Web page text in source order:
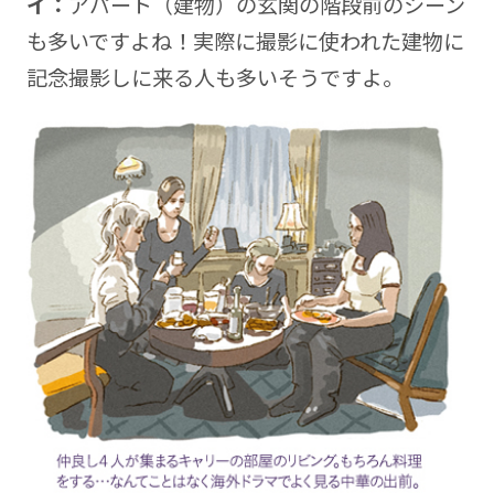
も多いですよね！実際に撮影に使われた建物に
記念撮影しに来る人も多いそうですよ。